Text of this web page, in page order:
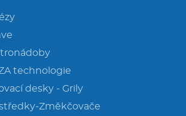
technologie
desky - Grily
Změkčovače